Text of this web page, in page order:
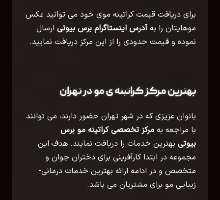
برای دریافت قیمت کراتینه موی خود می توانید عکس
موهایتان را بهآدرس اینستاگرام برس بیوتی ارسال
نموده و قیمت حدودی را از این مرکز دریافت نمایید.
بهترین مرکز کراتینه ی مو در تهران
بانوان عزیزی که در شهر تهران حضور دارند، می توانند
با مراجعه به مرکز تخصصی کراتینه مو برس
بیوتی بهترین خدمات را دریافت نمایند. هدف این
مجموعه در ابتدا کارآفرینی برای دختران جوان و
متخصص و در ادامه ارائه بهترین خدمات درمانی-
زیبایی مو برای مشتریان می باشد.